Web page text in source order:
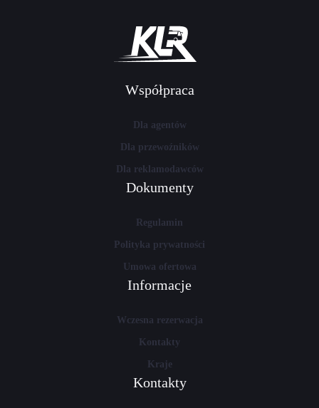
Współpraca
Dla agentów
Dla przewoźników
Dla reklamodawców
Dokumenty
Regulamin
Polityka prywatności
Umowa ofertowa
Informacje
Wczesna rezerwacja
Kontakty
Kraje
Kontakty